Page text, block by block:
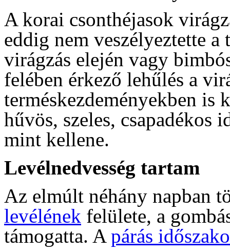
A korai csonthéjasok
eddig nem veszélyeztette
virágzás elején vagy
felében érkező lehűlés a
terméskezdeményekben is
hűvös, szeles, csapadékos
mint kellene.
Levélnedvesség tartam
Az elmúlt néhány napban
levélének felülete, a
támogatta. A párás